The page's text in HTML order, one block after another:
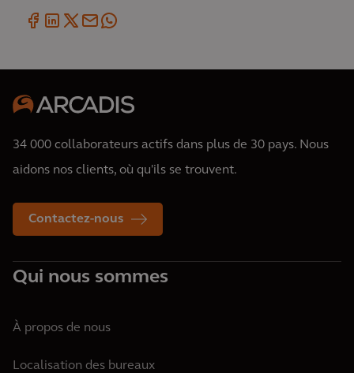
34 000 collaborateurs actifs dans plus de 30 pays. Nous
aidons nos clients, où qu'ils se trouvent.
Contactez-nous
Qui nous sommes
À propos de nous
Localisation des bureaux